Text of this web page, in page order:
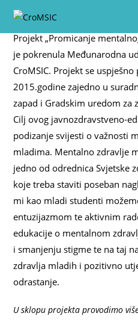
Preskoči
sadržajProjekt „Promicanje
je pokrenula Međunarodna
CroMSIC. Projekt se
2015.godine zajedno u
zapad i Gradskim uredom za
Cilj ovog javnozdravstveno-
podizanje svijesti o važnosti
mladima. Mentalno zdravlje
jedno od odrednica Svjetske
koje treba staviti poseban
mi kao mladi studenti
entuzijazmom te aktivnim
edukacije o mentalnom
i smanjenju stigme te na taj
zdravlja mladih i pozitivno
odrastanje.
U sklopu projekta provodimo